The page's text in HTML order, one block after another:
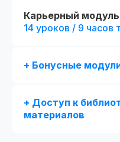
Карьерный модуль
14 уроков / 9 часов
+ Бонусные
+ Доступ к
материалов
при покупке курса